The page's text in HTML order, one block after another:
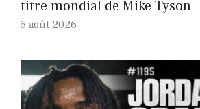
titre mondial de Mike Tyson
5 août 2026